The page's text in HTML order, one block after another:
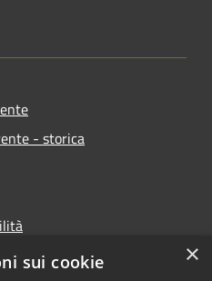
- storica
×
sui cookie